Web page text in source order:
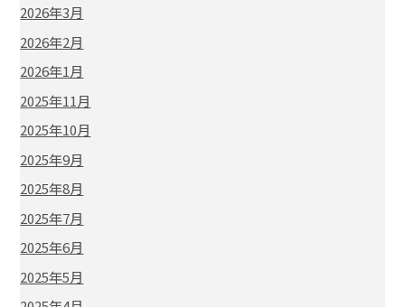
2026年3月
2026年2月
2026年1月
2025年11月
2025年10月
2025年9月
2025年8月
2025年7月
2025年6月
2025年5月